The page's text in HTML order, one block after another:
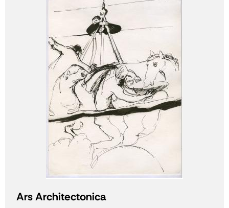
Ars Architectonica